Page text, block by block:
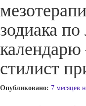
зодиака
стилист
Опубликовано: 7 месяцев